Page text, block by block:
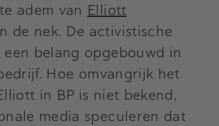
adem van Elliott
de nek. De activistische
belang opgebouwd in
Hoe omvangrijk het
in BP is niet bekend,
media speculeren dat